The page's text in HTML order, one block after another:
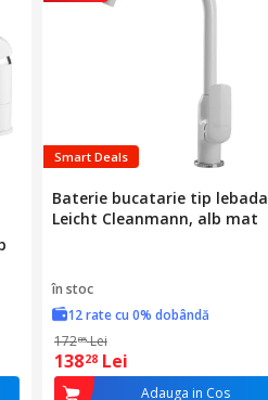
Smart Deals
Baterie bucatarie tip lebada
Leicht Cleanmann, alb mat
în stoc
12 rate cu 0% dobândă
17285 Lei
13828 Lei
Adauga in Cos